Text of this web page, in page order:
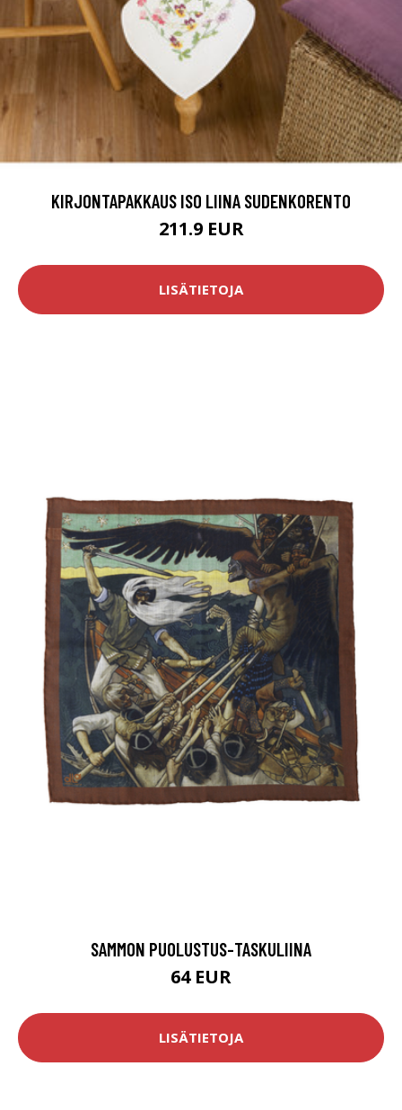
KIRJONTAPAKKAUS ISO LIINA SUDENKORENTO
211.9 EUR
LISÄTIETOJA
SAMMON PUOLUSTUS-TASKULIINA
64 EUR
LISÄTIETOJA